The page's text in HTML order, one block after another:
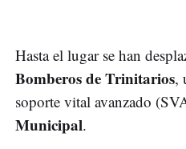
Hasta el lugar se han
Bomberos de Trinitarios,
soporte vital avanzado
Municipal.